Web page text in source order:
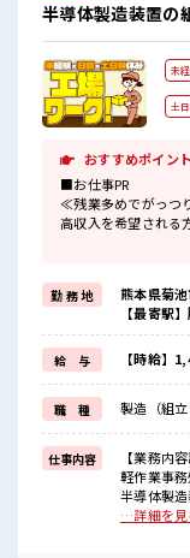
半導体製造装置の
未
土
おすすめポイント
■お仕事PR
≪残業多めでがっつ
高収入を希望される
残業は月20時間以
週末は家族や友人と
≪ラクラク制服ア
制服があるので、
毎日の服装の悩み解
≪未経験でも活躍で
新しいことにチャレ
しっかり働く環境が
イチからスキルUP・
≪自分に合った期間
福利厚生が整った派
■職場の雰囲気
少人数でアットホー
勤 務 地
熊本県菊
【最寄駅
給 与 【時給】
職 種 製造（組立
仕事内容
【業務内
軽作業事
半導体製造装置 ■お仕事PR ≪残業多めで
入を希望
…詳細を見